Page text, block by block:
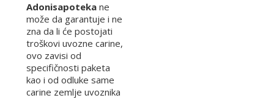
Adonisapoteka ne
može da garantuje i ne
zna da li će postojati
troškovi uvozne carine,
ovo zavisi od
specifičnosti paketa
kao i od odluke same
carine zemlje uvoznika